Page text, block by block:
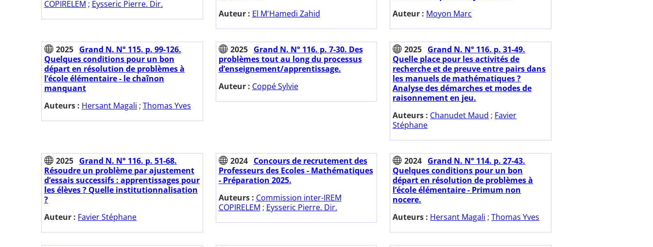
COPIRELEM ; Eysseric Pierre. Dir.
Auteur : El M'Hamedi Zahid
Auteur : Moyon Marc
2025 Grand N. N° 115. p. 99-126.
Quelques conditions pour un bon
départ en résolution de problèmes à
l’école élémentaire - le chaînon
manquant
Auteurs : Hersant Magali ; Thomas Yves
2025
Grand N. N° 116. p. 7-30. Des
problèmes tout au long du processus
d’enseignement/apprentissage.
Auteur : Coppé Sylvie
2025 Grand N. N° 116. p. 31-49.
Quelle place pour les activités de
recherche et de preuve entre pairs dans
les manuels de mathématiques ?
Analyse des démarches et modes de
raisonnement en jeu.
Auteurs : Chanudet Maud ; Favier
Stéphane
2025 Grand N. N° 116. p. 51-68.
Résoudre un problème par ajustement
d’essais successifs : apprentissages pour
les élèves ? Quelle institutionnalisation
?
Auteur : Favier Stéphane
2024
Concours de recrutement des
Professeurs des Ecoles - Mathématiques
- Préparation 2025.
Auteurs : Commission inter-IREM
COPIRELEM ; Eysseric Pierre. Dir.
2024 Grand N. N° 114. p. 27-43.
Quelques conditions pour un bon
départ en résolution de problèmes à
l’école élémentaire - Primum non
nocere.
Auteurs : Hersant Magali ;Thomas Yves